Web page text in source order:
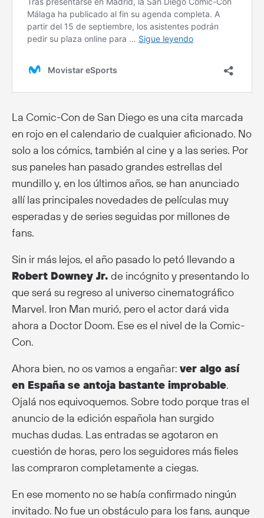
La Comic-Con de San Diego es una cita marcada
en rojo en el calendario de cualquier aficionado. No
solo a los cómics, también al cine y a las series. Por
sus paneles han pasado grandes estrellas del
mundillo y, en los últimos años, se han anunciado
allí las principales novedades de películas muy
esperadas y de series seguidas por millones de
fans.
Sin ir más lejos, el año pasado lo petó llevando a
Robert Downey Jr. de incógnito y presentando lo
que será su regreso al universo cinematográfico
Marvel. Iron Man murió, pero el actor dará vida
ahora a Doctor Doom. Ese es el nivel de la Comic-
Con.
Ahora bien, no os vamos a engañar: ver algo así
en España se antoja bastante improbable.
Ojalá nos equivoquemos. Sobre todo porque tras el
anuncio de la edición española han surgido
muchas dudas. Las entradas se agotaron en
cuestión de horas, pero los seguidores más fieles
las compraron completamente a ciegas.
En ese momento no se había confirmado ningún
invitado. No fue un obstáculo para los fans, aunque